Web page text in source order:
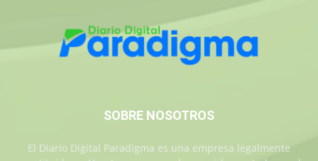
SOBRE NOSOTROS
El Diario Digital Paradigma es una empresa legalmente